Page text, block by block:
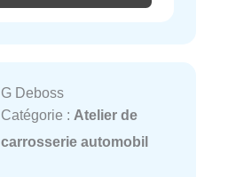
G Deboss
Catégorie : Atelier de
carrosserie automobil